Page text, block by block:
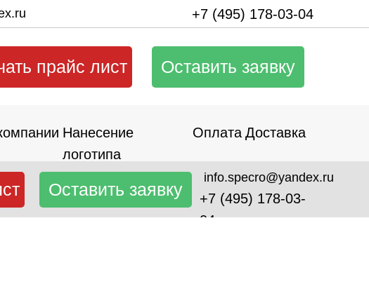
+7 (495) 178-03-04
Оставить заявку
прайс лист
Нанесение
логотипа
Оплата Доставка
Оставить заявку
+7 (495) 178-03-
04
info.specro@yandex.ru